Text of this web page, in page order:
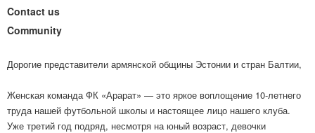
Contact us
Community
Дорогие представители армянской общины Эстонии и стран Балтии,
Женская команда ФК «Арарат» — это яркое воплощение 10-летнего
труда нашей футбольной школы и настоящее лицо нашего клуба.
Уже третий год подряд, несмотря на юный возраст, девочки